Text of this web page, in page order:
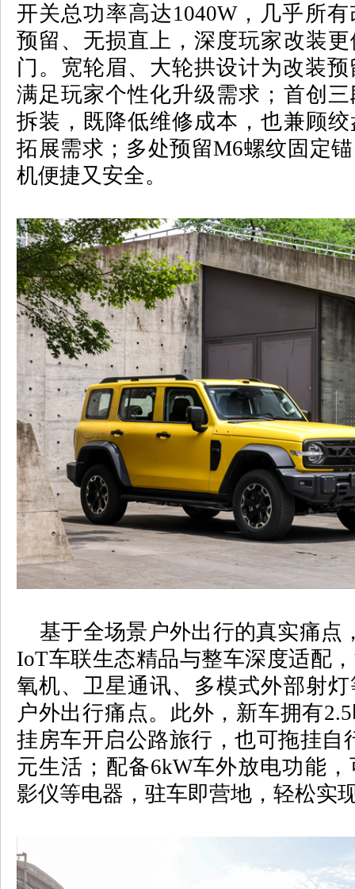
开关总功率高达1040W，几乎所
预留、无损直上，深度玩家改装
门。宽轮眉、大轮拱设计为改装预
满足玩家个性化升级需求；首创
拆装，既降低维修成本，也兼顾
拓展需求；多处预留M6螺纹固定
机便捷又安全。
基于全场景户外出行的真实痛点
IoT车联生态精品与整车深度适配
氧机、卫星通讯、多模式外部射
户外出行痛点。此外，新车拥有2.5
挂房车开启公路旅行，也可拖挂自
元生活；配备6kW车外放电功能
影仪等电器，驻车即营地，轻松实